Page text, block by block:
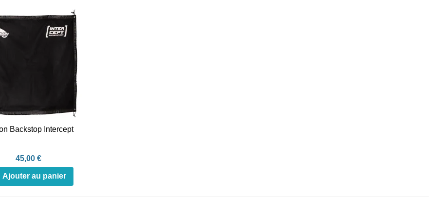
Backstop Intercept
45,00 €
Ajouter au panier